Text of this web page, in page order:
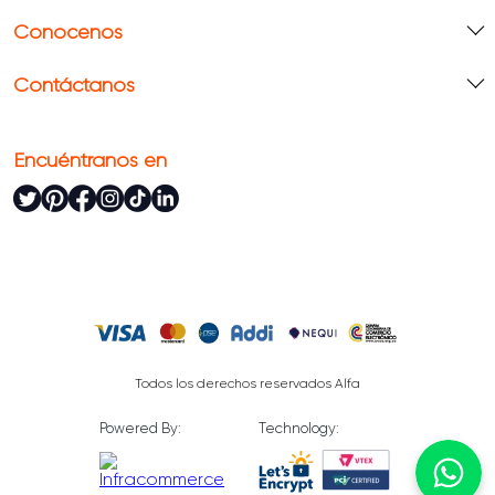
Conócenos
Contáctanos
Encuéntranos en
Todos los derechos reservados Alfa
Powered By: Technology: